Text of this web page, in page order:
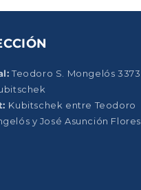
Teodoro S. Mongelós 3373
Kubitschek entre Teodoro
y José Asunción Flores